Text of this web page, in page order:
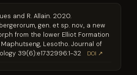
and R. Allain. 2020.
gen. et sp. nov., a new
from the lower Elliot Formation
Lesotho. Journal of
39(6):e1732996:1-32
DOI ↗